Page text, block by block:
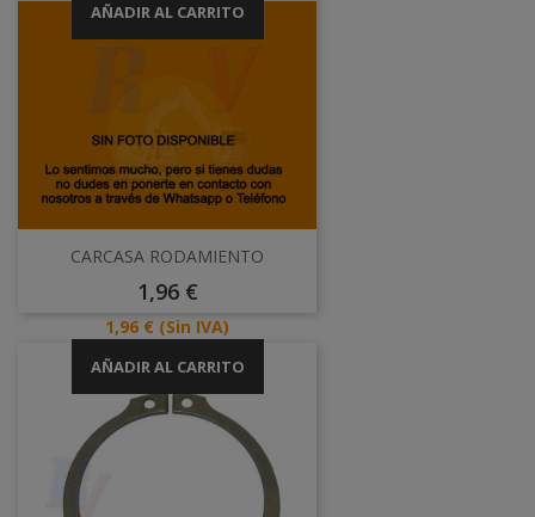
AÑADIR AL CARRITO
CARCASA RODAMIENTO
Precio
1,96 €
Precio
1,96 € (Sin IVA)
AÑADIR AL CARRITO